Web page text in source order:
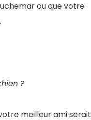
ou que votre
?
meilleur ami serait